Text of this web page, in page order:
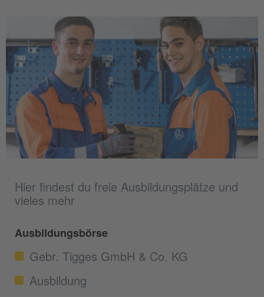
Hier findest du freie Ausbildungsplätze und
vieles mehr
Ausbildungsbörse
Gebr. Tigges GmbH & Co. KG
Ausbildung